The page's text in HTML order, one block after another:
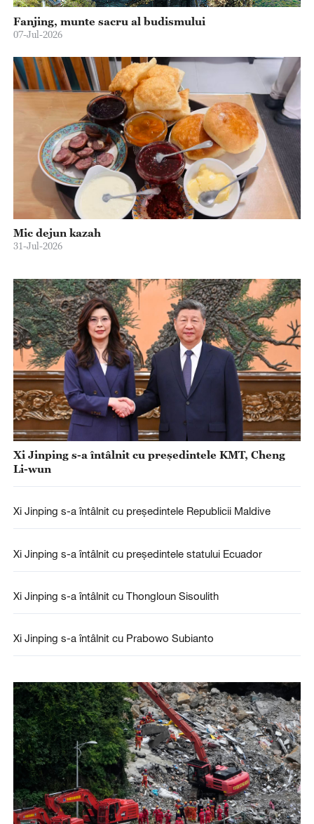
Fanjing, munte sacru al budismului
07-Jul-2026
Mic dejun kazah
31-Jul-2026
Xi Jinping s-a întâlnit cu președintele KMT, Cheng
Li-wun
Xi Jinping s-a întâlnit cu președintele Republicii Maldive
Xi Jinping s-a întâlnit cu președintele statului Ecuador
Xi Jinping s-a întâlnit cu Thongloun Sisoulith
Xi Jinping s-a întâlnit cu Prabowo Subianto